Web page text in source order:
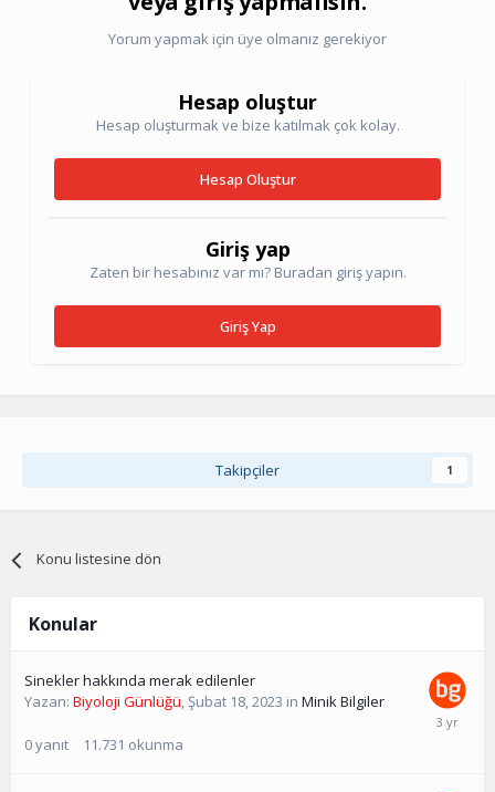
Yorum yapmak için üye olmanız gerekiyor
Hesap oluştur
Hesap oluşturmak ve bize katılmak çok kolay.
Hesap Oluştur
Giriş yap
Zaten bir hesabınız var mı? Buradan giriş yapın.
Giriş Yap
Takipçiler 1
Konu listesine dön
Konular
Sinekler hakkında merak edilenler
Yazan: Biyoloji Günlüğü,Şubat 18, 2023 in Minik Bilgiler
0yanıt 11.731 okunma